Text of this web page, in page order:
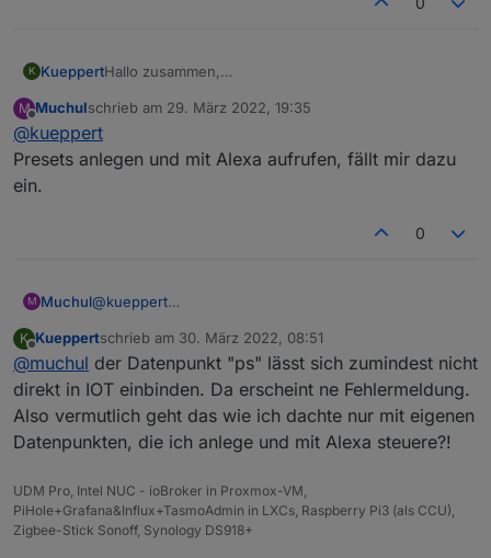
K KueppertHallo zusammen,
schon Monate hier...aber Kinder wollten was
Aktuell hab ich irgendwie nen Brett vorm Kopf...ich
überlege, wie ich den Datenpunkt "FX" in Alexa
FX als Schalter und dann via Blocklys auf jeden der
auswerten bzw beschreiben können? Also den FX-
Grund: Meine Tochter bekommt so nen Streifen ans
Bett und soll das via Alexa steuern können wie den
alten Osram-Streifen - aber inkl. 2-3 Effekten (via
M
Offline
Muchulschrieb am 29. März 2022, 19:35
zuletzt editiert von
@kueppert
Presets anlegen und mit Alexa aufrufen, fällt mir dazu
ein.
0
M Muchul@kueppert
ein.
K
Offline
Kueppertschrieb am 30. März 2022, 08:51
zuletzt editiert von
@muchul der Datenpunkt "ps" lässt sich zumindest nicht
direkt in IOT einbinden. Da erscheint ne Fehlermeldung.
Also vermutlich geht das wie ich dachte nur mit eigenen
Datenpunkten, die ich anlege und mit Alexa steuere?!
UDM Pro, Intel NUC - ioBroker in Proxmox-VM,
PiHole+Grafana&Influx+TasmoAdmin in LXCs, Raspberry Pi3 (als CCU),
Zigbee-Stick Sonoff, Synology DS918+